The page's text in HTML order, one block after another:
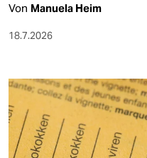
Von Manuela Heim
18.7.2026